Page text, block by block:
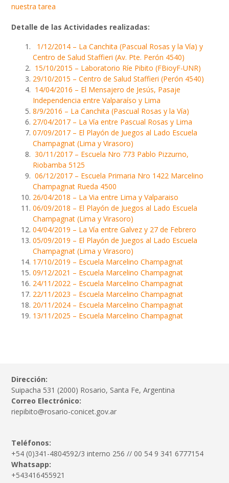
nuestra tarea
Detalle de las Actividades realizadas:
1/12/2014 – La Canchita (Pascual Rosas y la Vía) y
Centro de Salud Staffieri (Av. Pte. Perón 4540)
15/10/2015 – Laboratorio Ríe Pibito (FBioyF-UNR)
29/10/2015 – Centro de Salud Staffieri (Perón 4540)
14/04/2016 – El Mensajero de Jesús, Pasaje
Independencia entre Valparaíso y Lima
8/9/2016 – La Canchita (Pascual Rosas y la Vía)
27/04/2017 – La Vía entre Pascual Rosas y Lima
07/09/2017 – El Playón de Juegos al Lado Escuela
Champagnat (Lima y Virasoro)
30/11/2017 – Escuela Nro 773 Pablo Pizzurno,
Riobamba 5125
06/12/2017 – Escuela Primaria Nro 1422 Marcelino
Champagnat Rueda 4500
26/04/2018 – La Via entre Lima y Valparaiso
06/09/2018 – El Playón de Juegos al Lado Escuela
Champagnat (Lima y Virasoro)
04/04/2019 – La Vía entre Galvez y 27 de Febrero
05/09/2019 – El Playón de Juegos al Lado Escuela
Champagnat (Lima y Virasoro)
17/10/2019 – Escuela Marcelino Champagnat
09/12/2021 – Escuela Marcelino Champagnat
24/11/2022 – Escuela Marcelino Champagnat
22/11/2023 – Escuela Marcelino Champagnat
20/11/2024 – Escuela Marcelino Champagnat
13/11/2025 – Escuela Marcelino Champagnat
Dirección:
Suipacha 531 (2000) Rosario, Santa Fe, Argentina
Correo Electrónico:
riepibito@rosario-conicet.gov.ar
Teléfonos:
+54 (0)341-4804592/3 interno 256 // 00 54 9 341 6777154
Whatsapp:
+543416455921